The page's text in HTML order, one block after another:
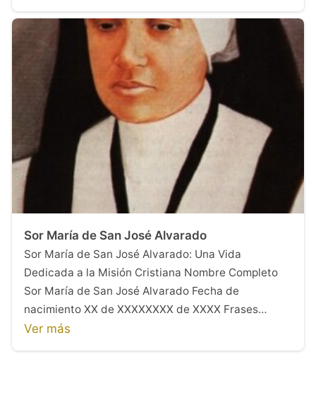
Sor María de San José Alvarado
Sor María de San José Alvarado: Una Vida
Dedicada a la Misión Cristiana Nombre Completo
Sor María de San José Alvarado Fecha de
nacimiento XX de XXXXXXXX de XXXX Frases…
Ver más